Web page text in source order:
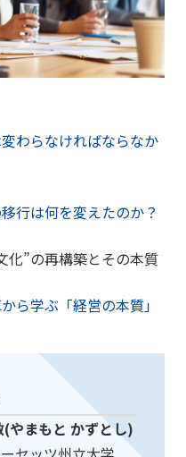
わらなければならなか
行は何を変えたのか？
化”の再構築とその本質
ら学ぶ「経営の本質」
(やまもと かずとし)